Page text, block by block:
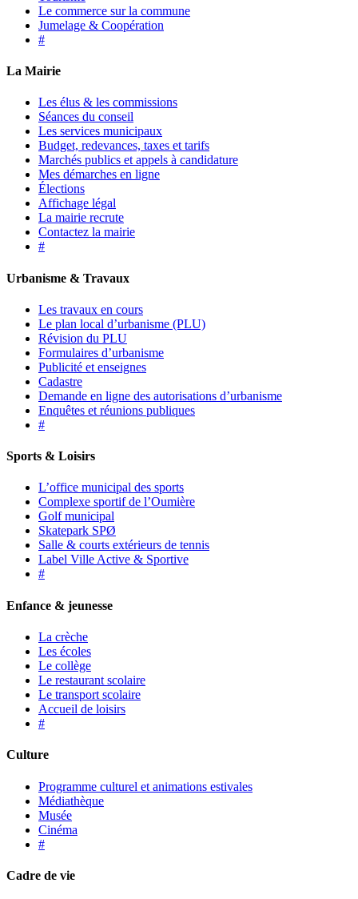
Le commerce sur la commune
Jumelage & Coopération
#
La Mairie
Les élus & les commissions
Séances du conseil
Les services municipaux
Budget, redevances, taxes et tarifs
Marchés publics et appels à candidature
Mes démarches en ligne
Élections
Affichage légal
La mairie recrute
Contactez la mairie
#
Urbanisme & Travaux
Les travaux en cours
Le plan local d’urbanisme (PLU)
Révision du PLU
Formulaires d’urbanisme
Publicité et enseignes
Cadastre
Demande en ligne des autorisations d’urbanisme
Enquêtes et réunions publiques
#
Sports & Loisirs
L’office municipal des sports
Complexe sportif de l’Oumière
Golf municipal
Skatepark SPØ
Salle & courts extérieurs de tennis
Label Ville Active & Sportive
#
Enfance & jeunesse
La crèche
Les écoles
Le collège
Le restaurant scolaire
Le transport scolaire
Accueil de loisirs
#
Culture
Programme culturel et animations estivales
Médiathèque
Musée
Cinéma
#
Cadre de vie